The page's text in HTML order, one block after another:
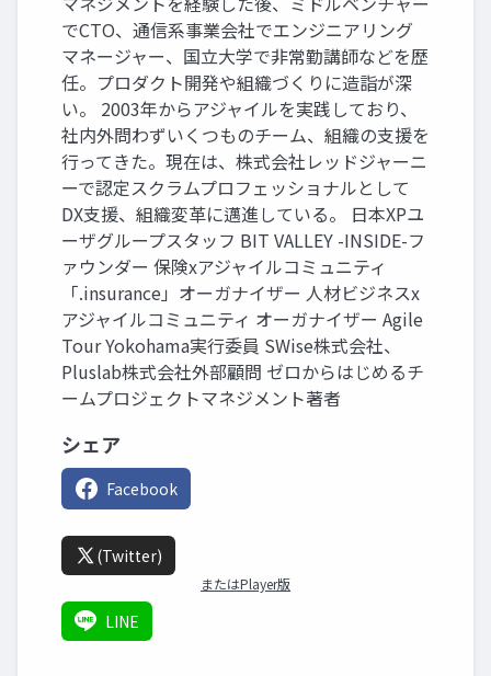
でCTO、通信系事業会社でエンジニアリング
マネージャー、国立大学で非常勤講師などを歴
任。プロダクト開発や組織づくりに造詣が深
い。 2003年からアジャイルを実践しており、
社内外問わずいくつものチーム、組織の支援を
行ってきた。現在は、株式会社レッドジャーニ
ーで認定スクラムプロフェッショナルとして
DX支援、組織変革に邁進している。 日本XPユ
ーザグループスタッフ BIT VALLEY -INSIDE-フ
ァウンダー 保険xアジャイルコミュニティ
「.insurance」オーガナイザー 人材ビジネスx
アジャイルコミュニティ オーガナイザー Agile
Tour Yokohama実行委員 SWise株式会社、
Pluslab株式会社外部顧問 ゼロからはじめるチ
ームプロジェクトマネジメント著者
シェア
Facebook
(Twitter)
またはPlayer版
LINE